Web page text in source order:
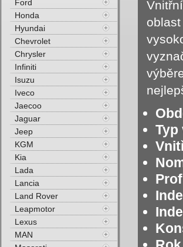
Typ
Ford
Honda
Hyundai
Chevrolet
Chrysler
Infiniti
Isuzu
Iveco
Jaecoo
Jaguar
Jeep
KGM
Kia
Lada
Lancia
Land Rover
Leapmotor
Lexus
MAN